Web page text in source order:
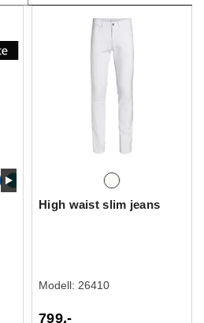
High waist slim jeans
Modell: 26410
799,-